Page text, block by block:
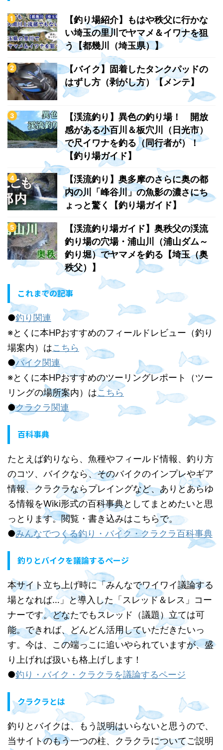
【釣り場紹介】もはや秩父に行かな
い埼玉の里川でヤマメ＆イワナを狙
う【都幾川（埼玉県）】
【バイク】固着したタンクパッドの
はずし方（剥がし方）【メンテ】
【渓流釣り】異色の釣り場！ 開放
感がある小百川＆板穴川（日光市）
で尺イワナを釣る（同行者が）！
【釣り場ガイド】
【渓流釣り】奥多摩のさらに奥の都
内の川「峰谷川」の魚影の濃さにち
ょっと驚く【釣り場ガイド】
【渓流釣り場ガイド】奥秩父の渓流
釣り場の穴場・浦山川（浦山ダム～
釣り堀）でヤマメを釣る【埼玉（奥
秩父）】
これまでの記事
●釣り関連
※とくに本HPおすすめのフィールドレビュー（釣り
場案内）はこちら
●バイク関連
※とくに本HPおすすめのツーリングレポート（ツー
リングの場所案内）はこちら
●クラクラ関連
百科事典
たとえば釣りなら、魚種やフィールド情報、釣り方
のコツ、バイクなら、そのバイクのインプレやギア
情報、クラクラならプレイングなど、ありとあらゆ
る情報をWiki形式の百科事典としてまとめたいと思
っとります。閲覧・書き込みはこちらで。
●みんなでつくる釣り・バイク・クラクラ百科事典
釣りとバイクを議論するページ
本サイト立ち上げ時に「みんなでワイワイ議論する
場となれば…」と導入した「スレッド＆レス」コー
ナーです。どなたでもスレッド（議題）立ては可
能。できれば、どんどん活用していただきたいっ
す。今は、この端っこに追いやられていますが、盛
り上げれば扱いも格上げします！
●釣り・バイク・クラクラを議論するページ
クラクラとは
釣りとバイクは、もう説明はいらないと思うので、
当サイトのもう一つの柱、クラクラについてご説明